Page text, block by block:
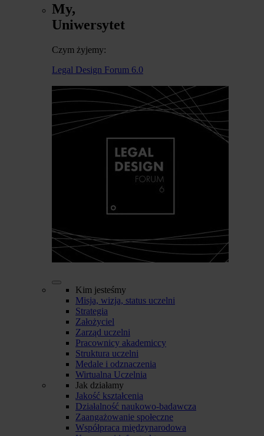
My,
Uniwersytet
Czym żyjemy:
Legal Design Forum 6.0
Kim jesteśmy
Misja, wizja, status uczelni
Strategia
Założyciel
Zarząd uczelni
Pracownicy akademiccy
Struktura uczelni
Medale i odznaczenia
Wirtualna Uczelnia
Jak działamy
Jakość kształcenia
Działalność naukowo-badawcza
Zaangażowanie społeczne
Współpraca międzynarodowa